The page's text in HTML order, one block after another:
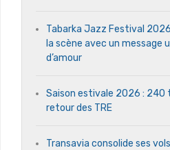
Tabarka Jazz Festival
la scène avec un message
d’amour
Saison estivale 2026 : 240
retour des TRE
Transavia consolide ses